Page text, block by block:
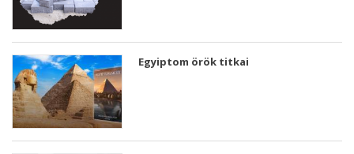
Egyiptom örök titkai